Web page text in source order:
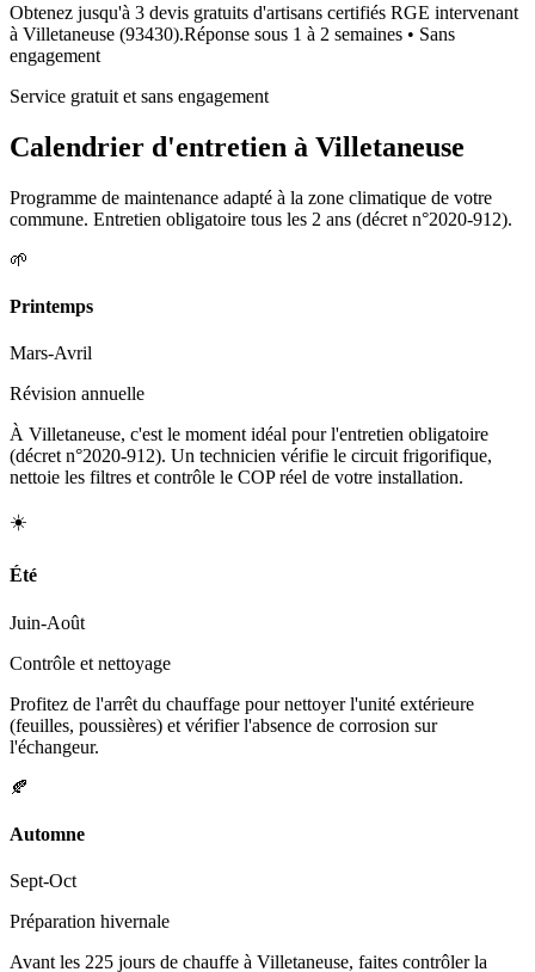
Obtenez jusqu'à 3 devis gratuits d'artisans certifiés RGE intervenant
à Villetaneuse (93430).Réponse sous 1 à 2 semaines • Sans
engagement
Service gratuit et sans engagement
Calendrier d'entretien à Villetaneuse
Programme de maintenance adapté à la zone climatique de votre
commune. Entretien obligatoire tous les 2 ans (décret n°2020-912).
🌱
Printemps
Mars-Avril
Révision annuelle
À Villetaneuse, c'est le moment idéal pour l'entretien obligatoire
(décret n°2020-912). Un technicien vérifie le circuit frigorifique,
nettoie les filtres et contrôle le COP réel de votre installation.
☀️
Été
Juin-Août
Contrôle et nettoyage
Profitez de l'arrêt du chauffage pour nettoyer l'unité extérieure
(feuilles, poussières) et vérifier l'absence de corrosion sur
l'échangeur.
🍂
Automne
Sept-Oct
Préparation hivernale
Avant les 225 jours de chauffe à Villetaneuse, faites contrôler la